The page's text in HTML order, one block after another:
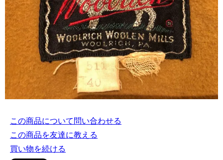
この商品について問い合わせる
この商品を友達に教える
買い物を続ける